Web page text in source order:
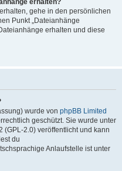
erhalten?
gehe in den persönlichen
Punkt „Dateianhänge
erhalten und diese
wurde von phpBB Limited
geschützt. Sie wurde unter
(GPL-2.0) veröffentlicht und kann
du
Anlaufstelle ist unter